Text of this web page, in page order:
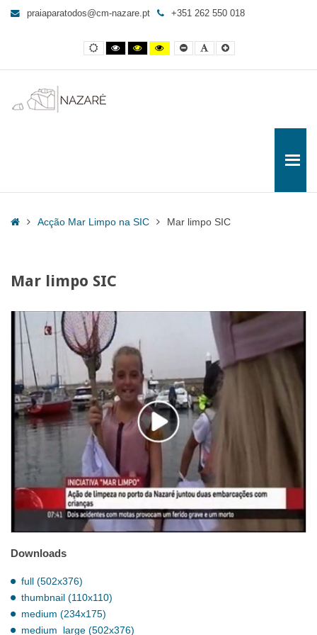
Praia
Todos
praiaparatodos@cm-nazare.pt +351 262 550 018
Contraste
normal
Contraste
preto
branco
Contraste
preto
amarelo
Yellow
and
contrast
Smaller
Font
Letra
por
Letra
maior
HomeAcção Mar Limpo na SIC Mar limpo SIC
Mar limpo SIC
Downloads
full (502x376)
thumbnail (110x110)
medium (234x175)
medium_large (502x376)